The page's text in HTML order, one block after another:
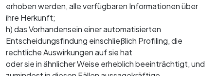
erhoben werden, alle verfügbaren Informationen über
ihre Herkunft;
h) das Vorhandensein einer automatisierten
Entscheidungsfindung einschließlich Profiling, die
rechtliche Auswirkungen auf sie hat
oder sie in ähnlicher Weise erheblich beeinträchtigt, und